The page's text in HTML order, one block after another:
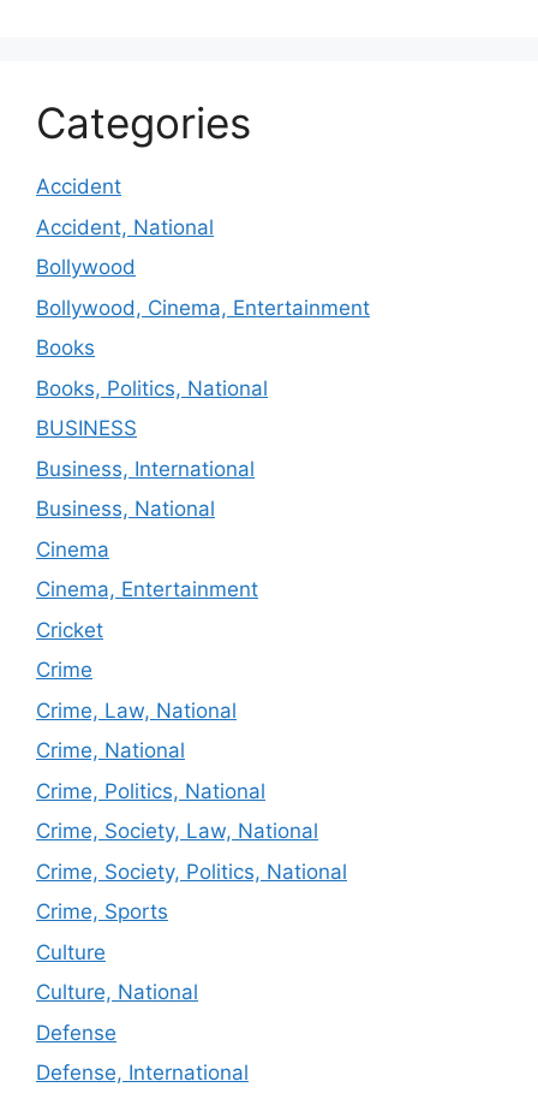
Categories
Accident
Accident, National
Bollywood
Bollywood, Cinema, Entertainment
Books
Books, Politics, National
BUSINESS
Business, International
Business, National
Cinema
Cinema, Entertainment
Cricket
Crime
Crime, Law, National
Crime, National
Crime, Politics, National
Crime, Society, Law, National
Crime, Society, Politics, National
Crime, Sports
Culture
Culture, National
Defense
Defense, International